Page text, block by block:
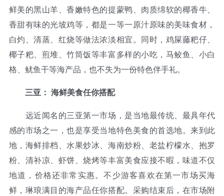
鲜美的黑山羊、香嫩特色的提蒙鸭、肉质绵软的椰香牛、
香甜有味的光坡鸡等，都是一等一原汁原味的美味食材，
白灼、清蒸、红烧等做法浓淡相宜。同时，鸡屎藤粑仔、
椰子粑、煎堆、竹筒饭等丰富多样的小吃，马鲛鱼、小白
格、鱿鱼干等海产品，也不失为一份特色伴手礼。
三亚： 海鲜美食任你搭配
远近闻名的三亚第一市场，是当地最传统、最具年代
感的市场之一，也是享受当地特色美食的首选地。来到此
地，海鲜排档、水果炒冰、海南炒粉、老盐柠檬水、抱罗
粉、清补凉、虾饼、烧烤等丰富美食应接不暇，味道不仅
地道，价格还非常实惠。不少游客喜欢在第一市场买海
鲜，琳琅满目的海产品任你搭配。采购结束后，在市场附